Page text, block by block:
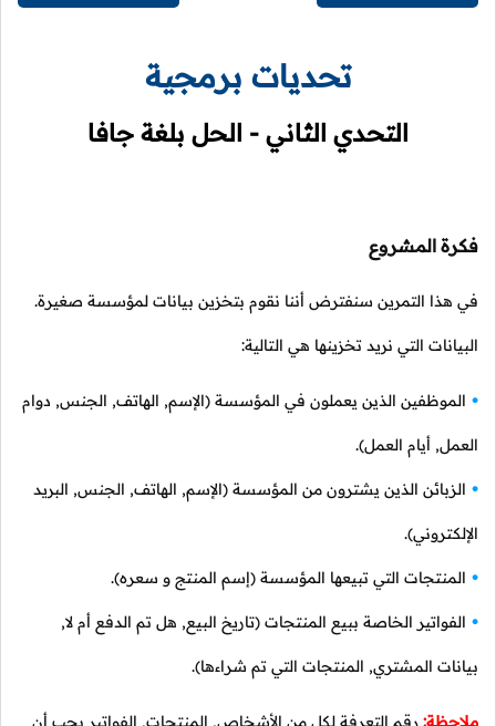
تحديات برمجية
التحدي الثاني - الحل بلغة جافا
فكرة المشروع
في هذا التمرين سنفترض أننا نقوم بتخزين بيانات لمؤسسة صغيرة.
البيانات التي نريد تخزينها هي التالية:
الموظفين الذين يعملون في المؤسسة (الإسم, الهاتف, الجنس, دوام
العمل, أيام العمل).
الزبائن الذين يشترون من المؤسسة (الإسم, الهاتف, الجنس, البريد
الإلكتروني).
المنتجات التي تبيعها المؤسسة (إسم المنتج و سعره).
الفواتير الخاصة ببيع المنتجات (تاريخ البيع, هل تم الدفع أم لا,
بيانات المشتري, المنتجات التي تم شراءها).
ملاحظة: رقم التعرفة لكل من الأشخاص, المنتجات, الفواتير يجب أن